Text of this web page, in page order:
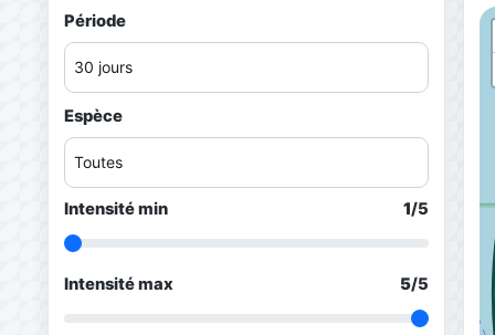
Période
Espèce
Intensité min 1/5
Intensité max 5/5